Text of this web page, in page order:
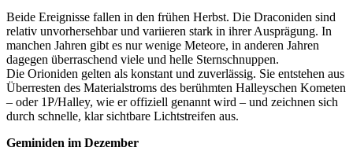
Beide Ereignisse fallen in den frühen Herbst. Die Draconiden sind
relativ unvorhersehbar und variieren stark in ihrer Ausprägung. In
manchen Jahren gibt es nur wenige Meteore, in anderen Jahren
dagegen überraschend viele und helle Sternschnuppen.
Die Orioniden gelten als konstant und zuverlässig. Sie entstehen aus
Überresten des Materialstroms des berühmten Halleyschen Kometen
– oder 1P/Halley, wie er offiziell genannt wird – und zeichnen sich
durch schnelle, klar sichtbare Lichtstreifen aus.
Geminiden im Dezember